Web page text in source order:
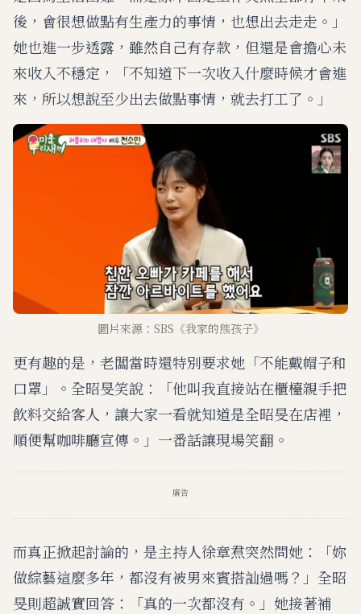
後，會很想做點有生產力的事情，也想出去走走。」
她也進一步透露，雖然自己有存款，但還是會擔心未
來收入不穩定，「不知道下一次收入什麼時候才會進
來，所以想說至少出去做點事情，就去打工了。」
圖片來源：SBS《我家的熊孩子》
更有趣的是，老闆當時還特別要求她「不能戴帽子和
口罩」。全昭旻笑說：「他叫我直接站在櫃檯親手把
飲料交給客人，讓大家一看就知道是全昭旻在店裡，
順便幫咖啡廳宣傳。」一番話讓現場笑翻。
廣告
而真正掀起討論的，是主持人徐章焄突然問她：「妳
做綜藝這麼多年，都沒有被男來賓搭訕過嗎？」全昭
旻則超誠實回答：「真的一次都沒有。」她接著補